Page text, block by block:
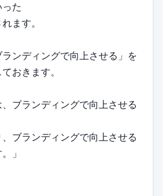
た
ます。
ンディングで向上させる」を
おきます。
、ブランディングで向上させる
、ブランディングで向上させる
」